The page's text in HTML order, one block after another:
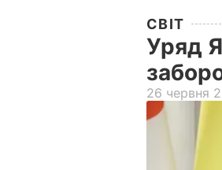
СВІТ
Уряд
26 червня